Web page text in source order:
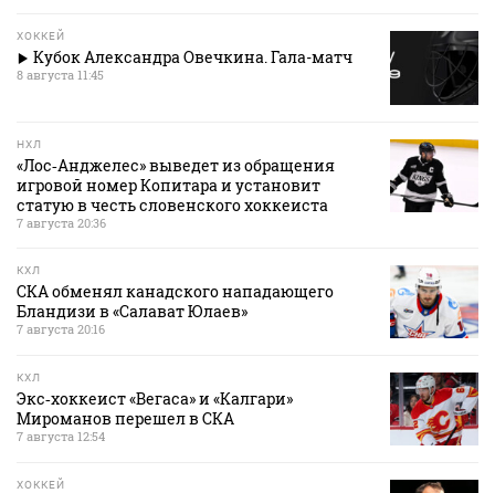
ХОККЕЙ
Кубок Александра Овечкина. Гала-матч
8 августа 11:45
НХЛ
«Лос‑Анджелес» выведет из обращения
игровой номер Копитара и установит
статую в честь словенского хоккеиста
7 августа 20:36
КХЛ
СКА обменял канадского нападающего
Бландизи в «Салават Юлаев»
7 августа 20:16
КХЛ
Экс‑хоккеист «Вегаса» и «Калгари»
Мироманов перешел в СКА
7 августа 12:54
ХОККЕЙ